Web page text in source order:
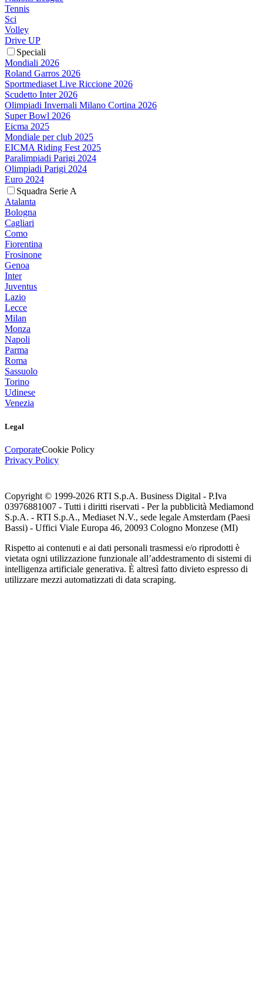
Tennis
Sci
Volley
Drive UP
Speciali
Mondiali 2026
Roland Garros 2026
Sportmediaset Live Riccione 2026
Scudetto Inter 2026
Olimpiadi Invernali Milano Cortina 2026
Super Bowl 2026
Eicma 2025
Mondiale per club 2025
EICMA Riding Fest 2025
Paralimpiadi Parigi 2024
Olimpiadi Parigi 2024
Euro 2024
Squadra Serie A
Atalanta
Bologna
Cagliari
Como
Fiorentina
Frosinone
Genoa
Inter
Juventus
Lazio
Lecce
Milan
Monza
Napoli
Parma
Roma
Sassuolo
Torino
Udinese
Venezia
Legal
CorporateCookie Policy
Privacy Policy
Copyright © 1999-2026 RTI S.p.A. Business Digital - P.Iva
03976881007 - Tutti i diritti riservati - Per la pubblicità Mediamond
S.p.A. - RTI S.p.A., Mediaset N.V., sede legale Amsterdam (Paesi
Bassi) - Uffici Viale Europa 46, 20093 Cologno Monzese (MI)
Rispetto ai contenuti e ai dati personali trasmessi e/o riprodotti è
vietata ogni utilizzazione funzionale all’addestramento di sistemi di
intelligenza artificiale generativa. È altresì fatto divieto espresso di
utilizzare mezzi automatizzati di data scraping.